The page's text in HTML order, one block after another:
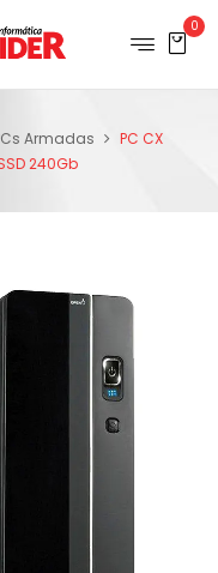
0
Armadas
PC CX
240Gb